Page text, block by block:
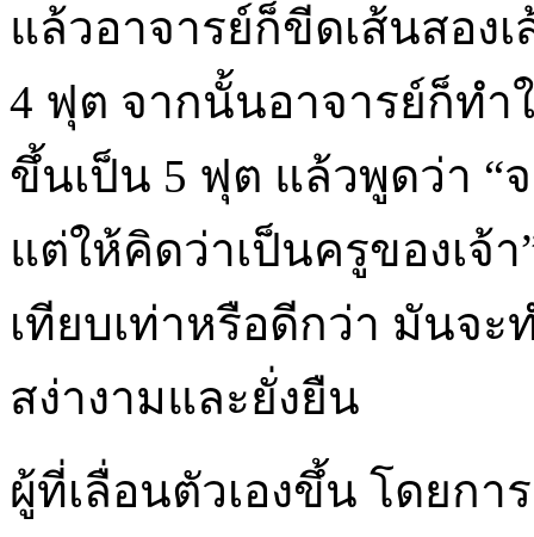
แล้วอาจารย์ก็ขีดเส้นสอง
4 ฟุต จากนั้นอาจารย์ก็ทำ
ขึ้นเป็น 5 ฟุต แล้วพูดว่า “
แต่ให้คิดว่าเป็นครูของเจ้
เทียบเท่าหรือดีกว่า มันจะ
สง่างามและยั่งยืน
ผู้ที่เลื่อนตัวเองขึ้น โดยก